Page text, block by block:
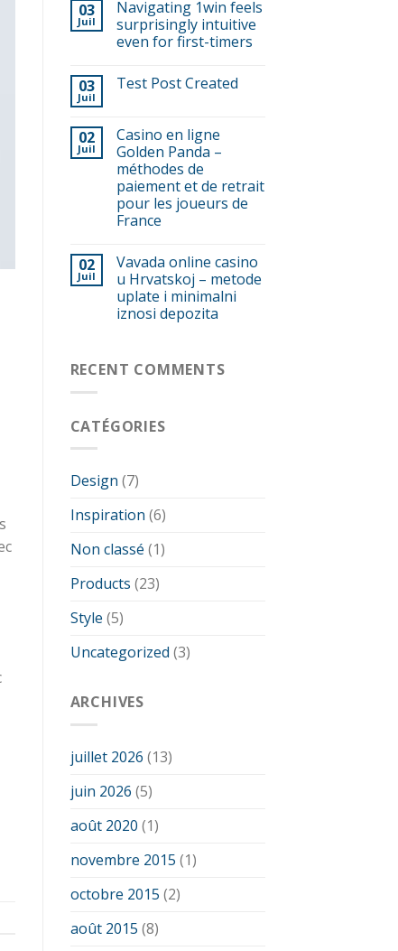
03
Juil
Navigating 1win feels
surprisingly intuitive
even for first-timers
03
Juil
Test Post Created
02
Juil
Casino en ligne
Golden Panda –
méthodes de
paiement et de retrait
pour les joueurs de
France
02
Juil
Vavada online casino
u Hrvatskoj – metode
uplate i minimalni
iznosi depozita
RECENT COMMENTS
CATÉGORIES
Design (7)
Inspiration (6)
Non classé (1)
Products (23)
Style (5)
Uncategorized (3)
ARCHIVES
juillet 2026 (13)
juin 2026 (5)
août 2020 (1)
novembre 2015 (1)
octobre 2015 (2)
août 2015 (8)